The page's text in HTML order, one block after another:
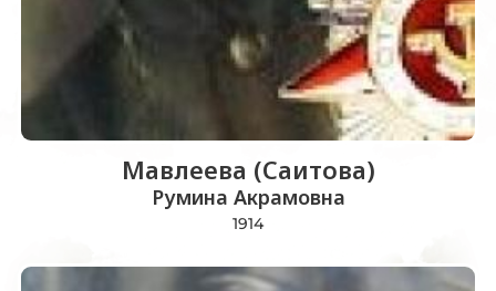
Мавлеева (Саитова)
Румина Акрамовна
1914